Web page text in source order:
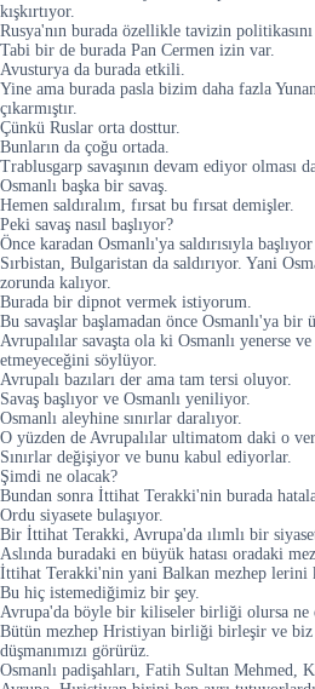
kışkırtıyor.
Rusya'nın burada özellikle tavizin
Tabi bir de burada Pan Cermen izin var.
Avusturya da burada etkili.
Yine ama burada pasla bizim daha fazla
çıkarmıştır.
Çünkü Ruslar orta dosttur.
Bunların da çoğu ortada.
Trablusgarp savaşının devam ediyor olması
Osmanlı başka bir savaş.
Hemen saldıralım, fırsat bu fırsat demişler.
Peki savaş nasıl başlıyor?
Önce karadan Osmanlı'ya saldırısıyla
Sırbistan, Bulgaristan da saldırıyor. Yani
zorunda kalıyor.
Burada bir dipnot vermek istiyorum.
Bu savaşlar başlamadan önce Osmanlı'ya
Avrupalılar savaşta ola ki Osmanlı yenerse
etmeyeceğini söylüyor.
Avrupalı bazıları der ama tam tersi oluyor.
Savaş başlıyor ve Osmanlı yeniliyor.
Osmanlı aleyhine sınırlar daralıyor.
O yüzden de Avrupalılar ultimatom daki o
Sınırlar değişiyor ve bunu kabul ediyorlar.
Şimdi ne olacak?
Bundan sonra İttihat Terakki'nin burada
Ordu siyasete bulaşıyor.
Bir İttihat Terakki, Avrupa'da ılımlı bir
Aslında buradaki en büyük hatası oradaki
İttihat Terakki'nin yani Balkan mezhep lerini
Bu hiç istemediğimiz bir şey.
Avrupa'da böyle bir kiliseler birliği olursa ne
Bütün mezhep Hristiyan birliği birleşir ve biz
düşmanımızı görürüz.
Osmanlı padişahları, Fatih Sultan Mehmed,